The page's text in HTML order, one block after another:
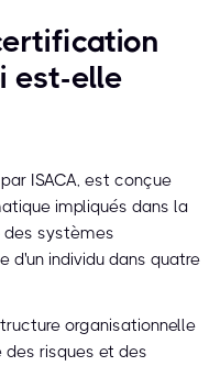
est-elle
ISACA, est conçue
impliqués dans la
des systèmes
d'un individu dans quatre
organisationnelle
risques et des